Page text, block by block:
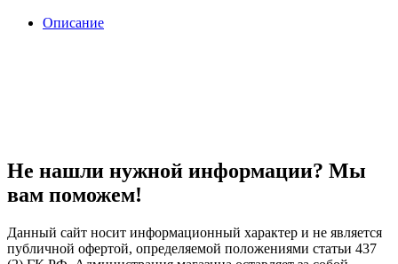
Описание
Не нашли нужной информации? Мы
вам поможем!
Данный сайт носит информационный характер и не является
публичной офертой, определяемой положениями статьи 437